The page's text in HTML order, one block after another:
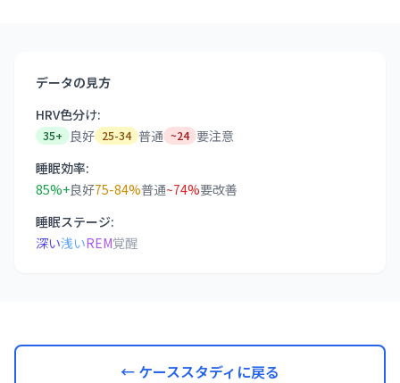
データの見方
HRV色分け:
35+ 良好 25-34 普通 ~24 要注意
睡眠効率:
85%+良好75-84%普通~74%要改善
睡眠ステージ:
深い浅いREM覚醒
← ケーススタディに戻る